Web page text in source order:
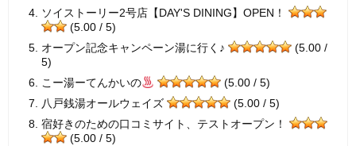
ソイストーリー2号店【DAY'S DINING】OPEN！
(5.00 / 5)
オープン記念キャンペーン湯に行く♪
(5.00 /
5)
こー湯ーてんかいの
(5.00 / 5)
八戸銭湯オールウェイズ
(5.00 / 5)
宿好きのための口コミサイト、テストオープン！
(5.00 / 5)